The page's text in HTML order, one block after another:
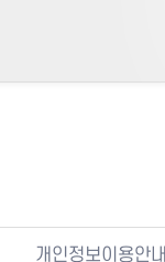
개인정보이용안내